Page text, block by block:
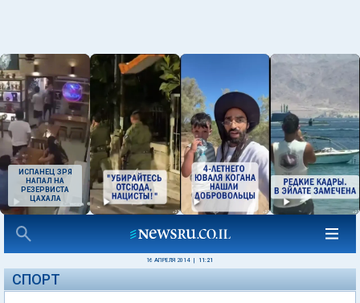
ИСПАНЕЦ ЗРЯ
НАПАЛ НА
РЕЗЕРВИСТА
ЦАХАЛА
16 АПРЕЛЯ 2014 11:21
СПОРТ